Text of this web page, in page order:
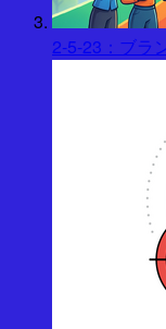
2-5-23：ブラ